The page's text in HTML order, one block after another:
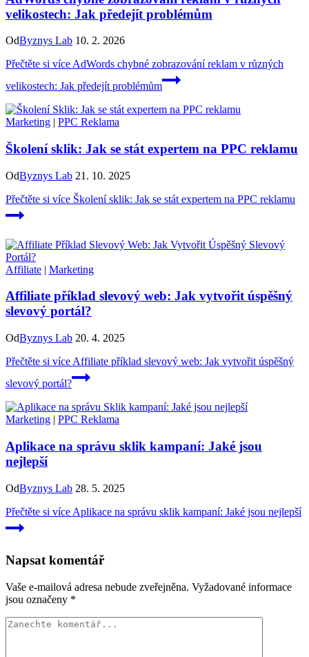
velikostech: Jak předejít problémům
OdByznys Lab 10. 2. 2026
Přečtěte si více AdWords chybné zobrazování reklam v různých
velikostech: Jak předejít problémům
Marketing | PPC Reklama
Školení sklik: Jak se stát expertem na PPC reklamu
OdByznys Lab 21. 10. 2025
Přečtěte si více Školení sklik: Jak se stát expertem na PPC reklamu
Affiliate | Marketing
Affiliate příklad slevový web: Jak vytvořit úspěšný
slevový portál?
OdByznys Lab 20. 4. 2025
Přečtěte si více Affiliate příklad slevový web: Jak vytvořit úspěšný
slevový portál?
Marketing | PPC Reklama
Aplikace na správu sklik kampaní: Jaké jsou
nejlepší
OdByznys Lab 28. 5. 2025
Přečtěte si více Aplikace na správu sklik kampaní: Jaké jsou nejlepší
Napsat komentář
Vaše e-mailová adresa nebude zveřejněna. Vyžadované informace
jsou označeny *